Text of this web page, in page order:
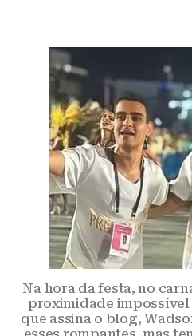
Na hora da festa, no
proximidade
que assina o blog,